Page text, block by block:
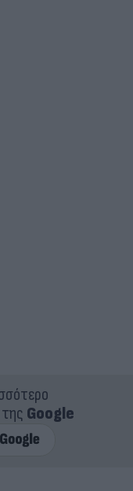
Google